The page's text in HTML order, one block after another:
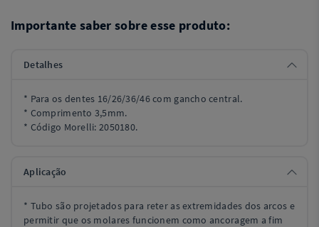
Importante saber sobre esse produto:
Detalhes
* Para os dentes 16/26/36/46 com gancho central.
* Comprimento 3,5mm.
* Código Morelli: 2050180.
Aplicação
* Tubo são projetados para reter as extremidades dos arcos e
permitir que os molares funcionem como ancoragem a fim